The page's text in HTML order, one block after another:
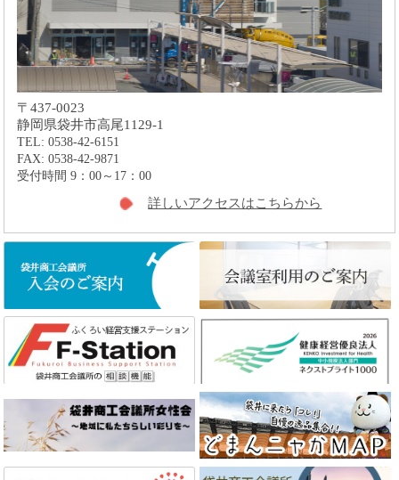
〒437-0023
静岡県袋井市高尾1129-1
TEL: 0538-42-6151
FAX: 0538-42-9871
受付時間 9：00～17：00
詳しいアクセスはこちらから